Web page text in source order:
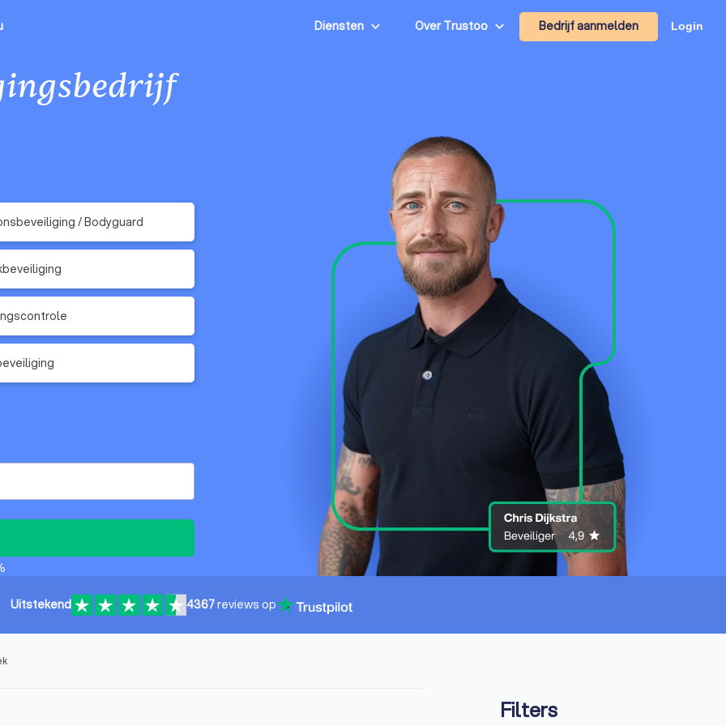
Diensten Over Trustoo Bedrijf aanmelden Login
/ Bodyguard
Uitstekend 4367reviews op
Filters